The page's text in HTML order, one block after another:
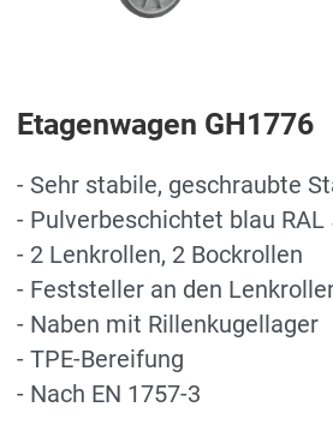
Etagenwagen GH1776
- Sehr stabile, geschraubte
- Pulverbeschichtet blau RAL
- 2 Lenkrollen, 2 Bockrollen
- Feststeller an den
- Naben mit Rillenkugellager
- TPE-Bereifung
- Nach EN 1757-3